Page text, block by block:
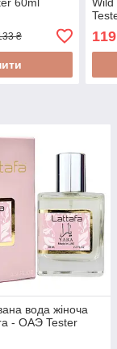
₴
вода жіноча
- ОАЭ Tester